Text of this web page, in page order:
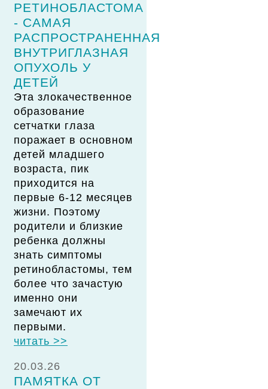
РЕТИНОБЛАСТОМА
- САМАЯ
РАСПРОСТРАНЕННАЯ
ВНУТРИГЛАЗНАЯ
ОПУХОЛЬ У
ДЕТЕЙ
Эта злокачественное
образование
сетчатки глаза
поражает в основном
детей младшего
возраста, пик
приходится на
первые 6-12 месяцев
жизни. Поэтому
родители и близкие
ребенка должны
знать симптомы
ретинобластомы, тем
более что зачастую
именно они
замечают их
первыми.
читать >>
20.03.26
ПАМЯТКА ОТ